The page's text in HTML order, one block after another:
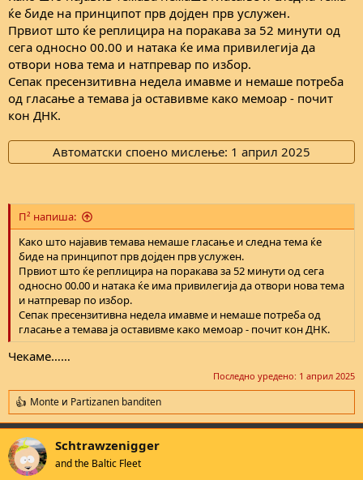
ќе биде на принципот прв дојден прв услужен.
Првиот што ќе реплицира на поракава за 52 минути од
сега односно 00.00 и натака ќе има привилегија да
отвори нова тема и натпревар по избор.
Сепак пресензитивна недела имавме и немаше потреба
од гласање а темава ја оставивме како мемоар - почит
кон ДНК.
Автоматски споено мислење: 1 април 2025
П² напиша:
Како што најавив темава немаше гласање и следна тема ќе
биде на принципот прв дојден прв услужен.
Првиот што ќе реплицира на поракава за 52 минути од сега
односно 00.00 и натака ќе има привилегија да отвори нова тема
и натпревар по избор.
Сепак пресензитивна недела имавме и немаше потреба од
гласање а темава ја оставивме како мемоар - почит кон ДНК.
Чекаме……
Последно уредено: 1 април 2025
R
e
a
c
t
i
Monte и Partizanen banditen
Schtrawzenigger
and the Baltic Fleet